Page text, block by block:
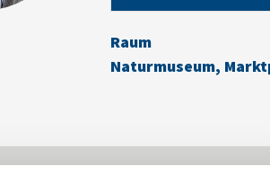
Raum
Naturmuseum,